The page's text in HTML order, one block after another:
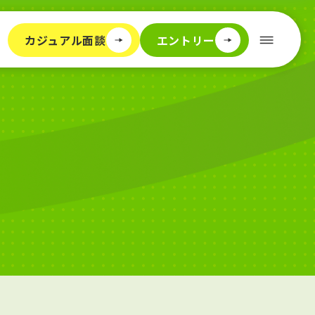
カジュアル面談 エントリー